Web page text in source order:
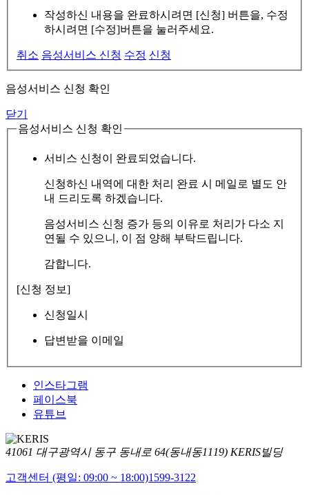
작성하신 내용을 완료하시려면 [신청] 버튼을, 수정
하시려면 [수정]버튼을 눌러주세요.
취소 음성서비스 신청 수정 신청
음성서비스 신청 확인
닫기
음성서비스 신청 확인
서비스 신청이 완료되었습니다.
신청하신 내역에 대한 처리 완료 시 메일로 별도 안
내 드리도록 하겠습니다.
음성서비스 신청 증가 등의 이유로 처리가 다소 지
연될 수 있으니, 이 점 양해 부탁드립니다.
감합니다.
[신청 정보]
신청일시
답변받을 이메일
인스타그램
페이스북
유튜브
41061 대구광역시 동구 동내로 64(동내동1119) KERIS빌딩
고객센터 (평일: 09:00 ~ 18:00)1599-3122